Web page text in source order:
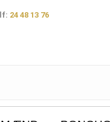
24 48 13 76